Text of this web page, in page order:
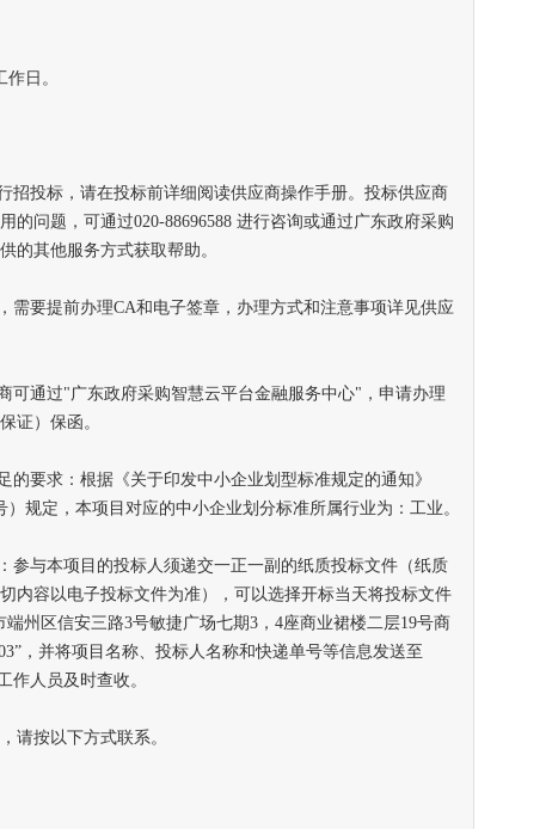
日。
投标，请在投标前详细阅读供应商操作手册。投标供应商
的问题，可通过020-88696588 进行咨询或通过广东政府采购
的其他服务方式获取帮助。
要提前办理CA和电子签章，办理方式和注意事项详见供应
通过"广东政府采购智慧云平台金融服务中心"，申请办理
证）保函。
要求：根据《关于印发中小企业划型标准规定的通知》
）规定，本项目对应的中小企业划分标准所属行业为：工业。
与本项目的投标人须递交一正一副的纸质投标文件（纸质
内容以电子投标文件为准），可以选择开标当天将投标文件
州区信安三路3号敏捷广场七期3，4座商业裙楼二层19号商
，并将项目名称、投标人名称和快递单号等信息发送至
作人员及时查收。
按以下方式联系。